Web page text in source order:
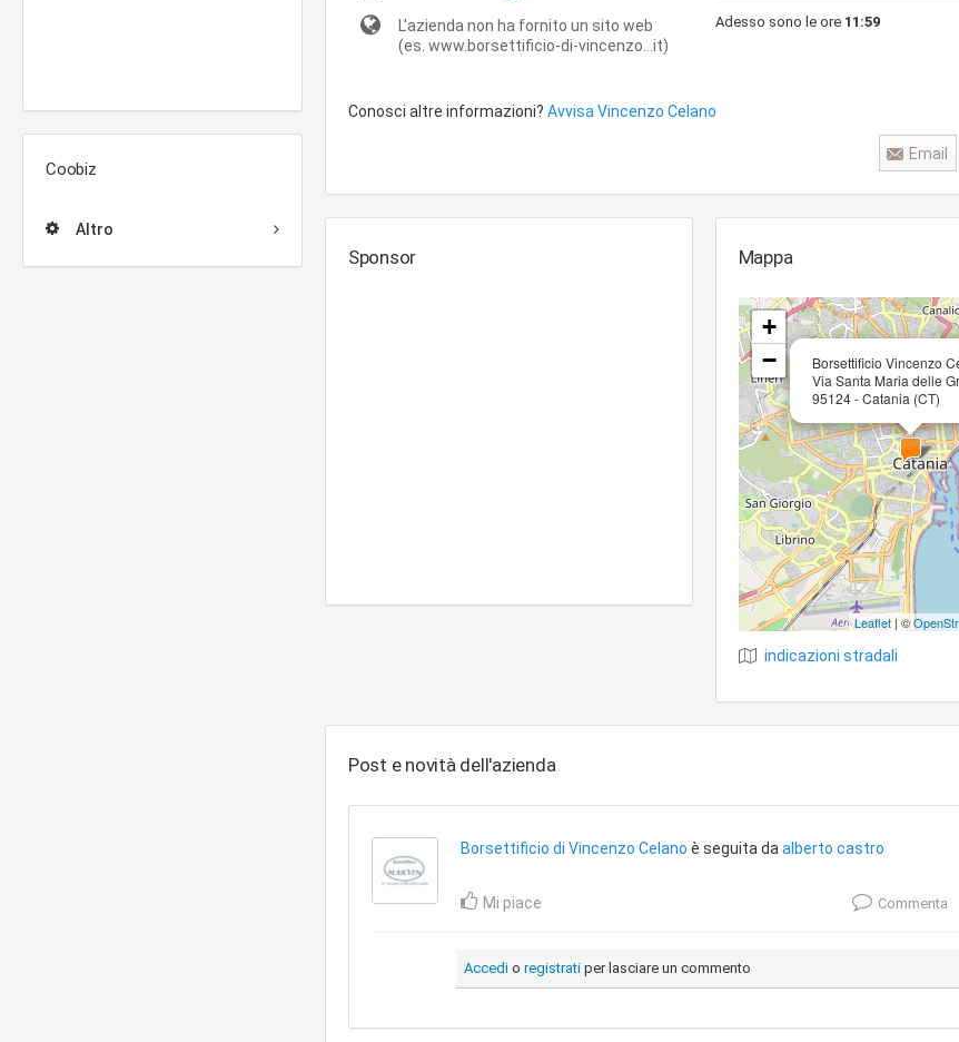
Coobiz
Altro
L'azienda non ha fornito un sito web
(es. www.borsettificio-di-vincenzo...it)
Adesso sono le ore 11:59
Conosci altre informazioni? Avvisa Vincenzo Celano
Email
Sponsor Mappa
Borsettificio Vincenzo
Via Santa Maria delle
95124 - Catania (CT)
+
−
Leaflet| ©
indicazioni stradali
Post e novità dell'azienda
Borsettificio di Vincenzo Celano è seguita da alberto castro
Mi piace Commenta
Accedi o registrati per lasciare un commento